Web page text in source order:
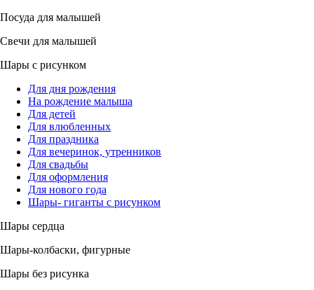
Посуда для малышей
Свечи для малышей
Шары с рисунком
Для дня рождения
На рождение малыша
Для детей
Для влюбленных
Для праздника
Для вечеринок, утренников
Для свадьбы
Для оформления
Для нового года
Шары- гиганты с рисунком
Шары сердца
Шары-колбаски, фигурные
Шары без рисунка